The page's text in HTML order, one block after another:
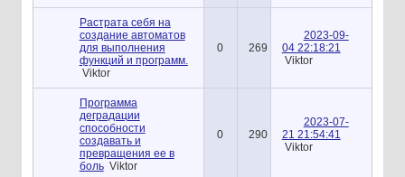
Растрата себя на
создание автоматов
для выполнения
функций и программ.
Viktor
0 269
2023-09-
04 22:18:21
Viktor
Программа
деградации
способности
создавать и
превращения ее в
боль Viktor
0 290
2023-07-
21 21:54:41
Viktor